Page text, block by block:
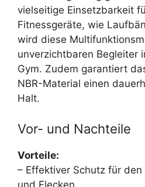
vielseitige Einsetzbarkeit
Fitnessgeräte, wie
wird diese
unverzichtbaren Begleiter
Gym. Zudem garantiert
NBR-Material einen
Halt.
Vor- und Nachteile
Vorteile:
– Effektiver Schutz für
und Flecken.